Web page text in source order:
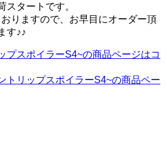
スタートです。
りますので、お早目にオーダー頂
す♪♪
スポイラーS4~の商品ページはコ
リップスポイラーS4~の商品ペー